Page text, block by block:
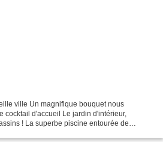
ville Un magnifique bouquet nous
cocktail d'accueil Le jardin d'intérieur,
! La superbe piscine entourée de